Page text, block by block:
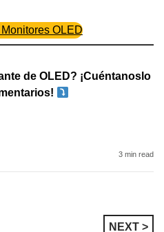
OLED
de OLED? ¡Cuéntanoslo
3 min read
NEXT >